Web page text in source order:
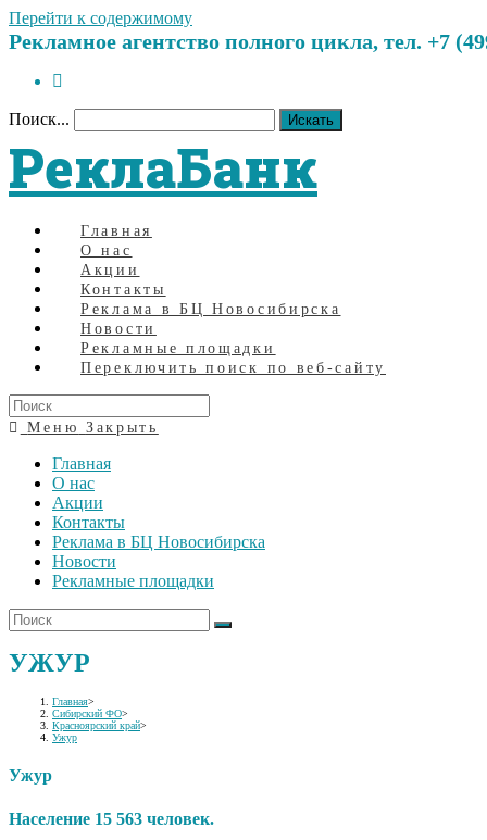
Перейти к содержимому
Рекламное агентство полного цикла, тел. +7
Поиск... Искать
РеклаБанк
Главная
О нас
Акции
Контакты
Реклама в БЦ Новосибирска
Новости
Рекламные площадки
Переключить поиск по веб-сайту
Меню Закрыть
Главная
О нас
Акции
Контакты
Реклама в БЦ Новосибирска
Новости
Рекламные площадки
УЖУР
Главная>
Сибирский ФО>
Красноярский край>
Ужур
Ужур
Население 15 563 человек.